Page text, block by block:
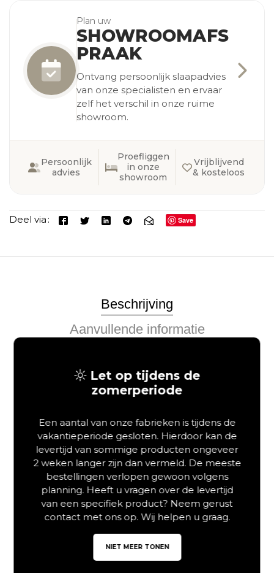
Plan uw
SHOWROOMAFS
PRAAK
Ontvang persoonlijk slaapadvies
van onze specialisten en ervaar
zelf het verschil in onze ruime
showroom.
Persoonlijk
advies
Proefliggen
in onze
showroom
Vrijblijvend
& kosteloos
Deel via Save
Beschrijving
Aanvullende informatie
Hoogwaardig massief eiken
balkenbed
Het massief eiken balkenbed Madera van Van Schaik vormt
een robuust en duurzaam middelpunt voor de slaapkamer.
Dit bed is vervaardigd uit hoogwaardig Europees massief
eikenhout, afkomstig uit duurzame bosbouw. Het hout wordt
in Duitsland met vakmanschap verwerkt tot een stevig
frame. Omdat gebruik wordt gemaakt van wild eiken uit het
kerngebied van de stam, zijn de natuurlijke nerven, jaarringen
en karakteristieke structuren prachtig zichtbaar. Een
biologische olieafwerking beschermt het oppervlak, terwijl de
authentieke eigenschappen en de warme kleur van het hout
volledig tot hun recht komen.
Let op tijdens de
zomerperiode
Een aantal van onze fabrieken is tijdens de
vakantieperiode gesloten. Hierdoor kan de
levertijd van sommige producten ongeveer
2 weken langer zijn dan vermeld. De meeste
bestellingen verlopen gewoon volgens
planning. Heeft u vragen over de levertijd
van een specifiek product? Neem gerust
contact met ons op. Wij helpen u graag.
NIET MEER TONEN